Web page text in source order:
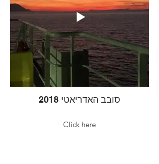
סובב האדריאטי 2018
Click here